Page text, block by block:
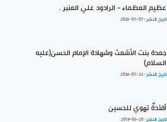
عظيم العظماء - الرادود علي العنبر .
تاريخ النشر :2023-07-07
جعدة بنت الأشعث وشهادة الإمام الحسن(عليه
السلام)
تاريخ النشر :2026-07-22
أفئدةٌ تهوي للحسين
تاريخ النشر :2019-06-20